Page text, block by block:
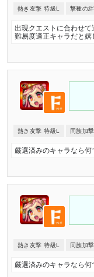
熱き友撃 特級L 撃種の
出現クエストに合わせ
難易度適正キャラだと嬉
熱き友撃 特級L 同族加
厳選済みのキャラなら何
熱き友撃 特級L 同族加
厳選済みのキャラなら何